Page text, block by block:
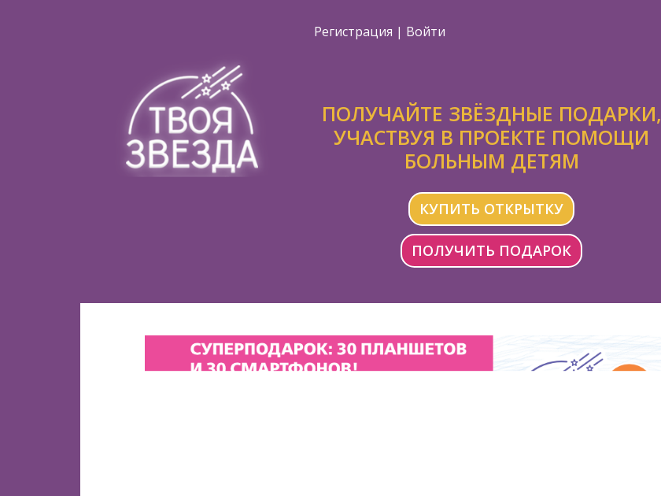
Регистрация | Войти
ПОЛУЧАЙТЕ ЗВЁЗДНЫЕ ПОДАРКИ,
УЧАСТВУЯ В ПРОЕКТЕ ПОМОЩИ
БОЛЬНЫМ ДЕТЯМ
КУПИТЬ ОТКРЫТКУ
ПОЛУЧИТЬ ПОДАРОК